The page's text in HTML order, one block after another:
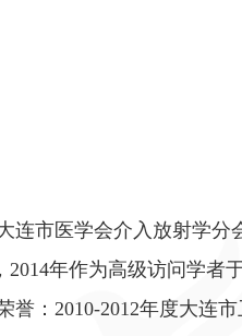
连市医学会介入放射学分
年作为高级访问学者
：2010-2012年度大连